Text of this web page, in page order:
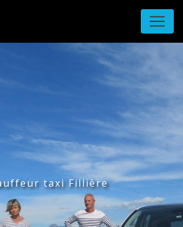
taxi Fillière
cookies